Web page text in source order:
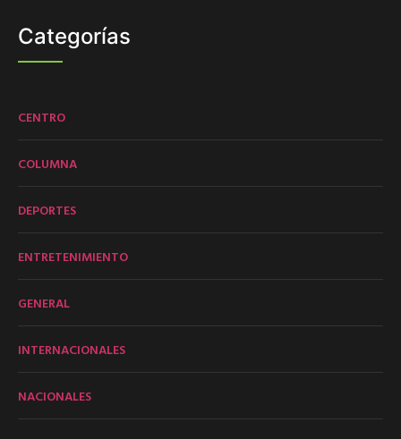
Categorías
CENTRO
COLUMNA
DEPORTES
ENTRETENIMIENTO
GENERAL
INTERNACIONALES
NACIONALES